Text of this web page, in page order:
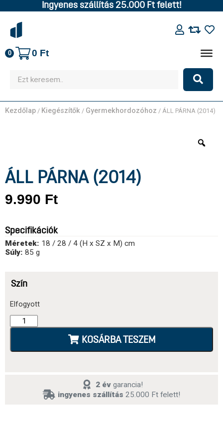
Ingyenes szállítás 25.000 Ft felett!
0 0 Ft
Kezdőlap / Kiegészítők / Gyermekhordozóhoz / ÁLL PÁRNA (2014)
ÁLL PÁRNA (2014)
9.990 Ft
Specifikációk
Méretek: 18 / 28 / 4 (H x SZ x M) cm
Súly: 85 g
Szín
Elfogyott
KOSÁRBA TESZEM
2 évgarancia!
ingyenes szállítás 25.000 Ft felett!